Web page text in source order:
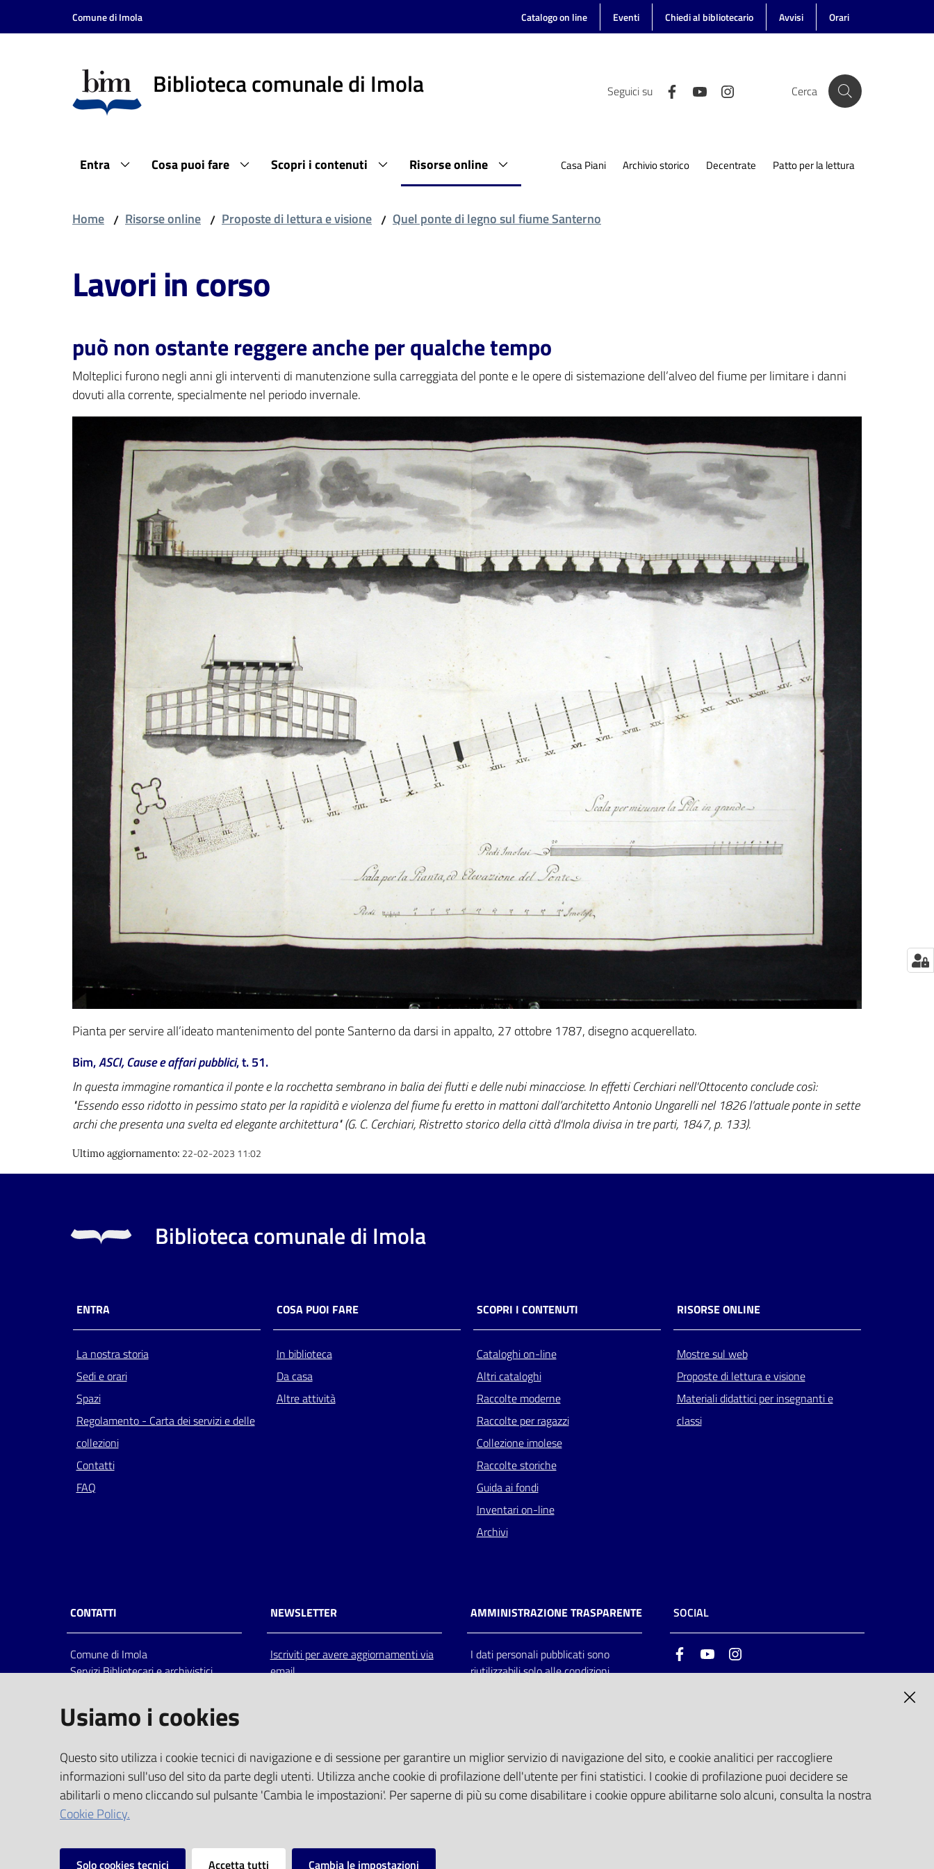
Vai al contenuto
Vai alla navigazione
Comune di Imola Catalogo on line Eventi Chiedi al bibliotecario Avvisi Orari
Biblioteca comunale di Imola Seguici su Cerca
Entra Cosa puoi fare Scopri i contenuti Risorse online Casa Piani Archivio storico Decentrate Patto per la lettura
Home / Risorse online / Proposte di lettura e visione / Quel ponte di legno sul fiume Santerno
Lavori in corso
può non ostante reggere anche per qualche tempo
Molteplici furono negli anni gli interventi di manutenzione sulla carreggiata del ponte e le opere di sistemazione dell’alveo del fiume per limitare i danni
dovuti alla corrente, specialmente nel periodo invernale.
Pianta per servire all’ideato mantenimento del ponte Santerno da darsi in appalto, 27 ottobre 1787, disegno acquerellato.
Bim,ASCI, Cause e affari pubblici, t. 51.
In questa immagine romantica il ponte e la rocchetta sembrano in balia dei flutti e delle nubi minacciose. In effetti Cerchiari nell'Ottocento conclude così:
"Essendo esso ridotto in pessimo stato per la rapidità e violenza del fiume fu eretto in mattoni dall’architetto Antonio Ungarelli nel 1826 l’attuale ponte in sette
archi che presenta una svelta ed elegante architettura" (G. C. Cerchiari, Ristretto storico della città d'Imola divisa in tre parti, 1847, p. 133).
Ultimo aggiornamento: 22-02-2023 11:02
Biblioteca comunale di Imola
ENTRA
La nostra storia
Sedi e orari
Spazi
Regolamento - Carta dei servizi e delle
collezioni
Contatti
FAQ
COSA PUOI FARE
In biblioteca
Da casa
Altre attività
SCOPRI I CONTENUTI
Cataloghi on-line
Altri cataloghi
Raccolte moderne
Raccolte per ragazzi
Collezione imolese
Raccolte storiche
Guida ai fondi
Inventari on-line
Archivi
RISORSE ONLINE
Mostre sul web
Proposte di lettura e visione
Materiali didattici per insegnanti e
classi
CONTATTI
Comune di Imola
Servizi Bibliotecari e archivistici
Italia
centralino: tel 0542.6026.36 fax
bim@comune.imola.bo.it
PEC
comune.imola@cert.provincia.bo.it
P.IVA 00523381200
C.F. 00794470377
NEWSLETTER
Iscriviti per avere aggiornamenti via
email
AMMINISTRAZIONE TRASPARENTE
I dati personali pubblicati sono
riutilizzabili solo alle condizioni
SOCIAL
FacebookYoutube
Usiamo i cookies
Questo sito utilizza i cookie tecnici di navigazione e di sessione per garantire un miglior servizio di navigazione del sito, e cookie analitici per raccogliere
informazioni sull'uso del sito da parte degli utenti. Utilizza anche cookie di profilazione dell'utente per fini statistici. I cookie di profilazione puoi decidere se
abilitarli o meno cliccando sul pulsante 'Cambia le impostazioni'. Per saperne di più su come disabilitare i cookie oppure abilitarne solo alcuni, consulta la nostra
Cookie Policy.
Solo cookies tecnici Accetta tutti Cambia le impostazioni